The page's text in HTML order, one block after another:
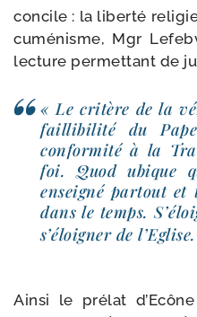
concile : la liber­té
cu­mé­nisme, Mgr
lec­ture per­met­tant de
« Le cri­tère de la
failli­bi­li­té du
confor­mi­té à la
foi. Quod ubique
ensei­gné par­tout et
dans le temps.
s’é­loi­gner de
Ainsi le pré­lat